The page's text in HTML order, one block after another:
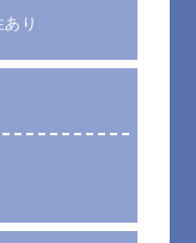
り